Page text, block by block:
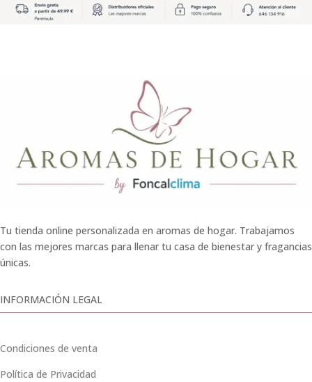
Tu tienda online personalizada en aromas de hogar. Trabajamos
con las mejores marcas para llenar tu casa de bienestar y fragancias
únicas.
INFORMACIÓN LEGAL
Condiciones de venta
Política de Privacidad